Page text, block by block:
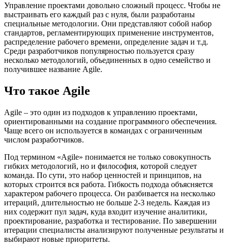
Управление проектами довольно сложный процесс. Чтобы не
выстраивать его каждый раз с нуля, были разработаны
специальные методологии. Они представляют собой набор
стандартов, регламентирующих применение инструментов,
распределение рабочего времени, определение задач и т.д.
Среди разработчиков популярностью пользуется сразу
несколько методологий, объединенных в одно семейство и
получившее название Agile.
Что такое Agile
Agile – это один из подходов к управлению проектами,
ориентированными на создание программного обеспечения.
Чаще всего он используется в командах с ограниченным
числом разработчиков.
Под термином «Agile» понимается не только совокупность
гибких методологий, но и философия, которой следует
команда. По сути, это набор ценностей и принципов, на
которых строится вся работа. Гибкость подхода объясняется
характером рабочего процесса. Он разбивается на несколько
итераций, длительностью не больше 2-3 недель. Каждая из
них содержит пул задач, куда входит изучение аналитики,
проектирование, разработка и тестирование. По завершении
итерации специалисты анализируют полученные результаты и
выбирают новые приоритеты.